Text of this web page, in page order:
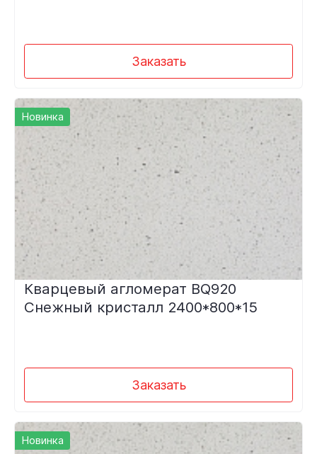
Заказать
Новинка
Кварцевый агломерат BQ920
Снежный кристалл 2400*800*15
Заказать
Новинка